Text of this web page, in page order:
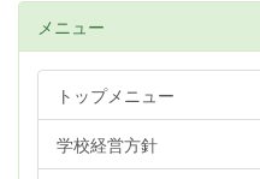
メニュー
トップメニュー
学校経営方針